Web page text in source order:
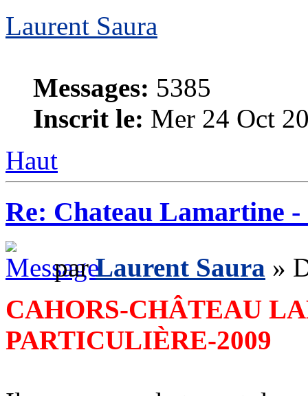
Laurent Saura
Messages: 5385
Inscrit le: Mer 24 Oct
Haut
Re: Chateau Lamartine -
parLaurent Saura »
CAHORS-CHÂTEAU
PARTICULIÈRE-2009